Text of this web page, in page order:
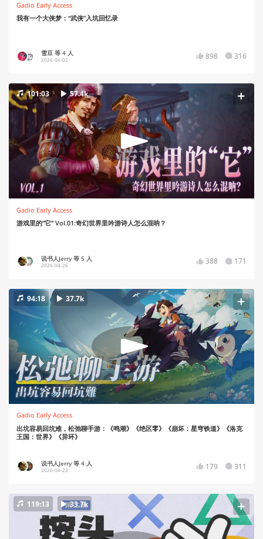
Gadio Early Access
我有一个大侠梦：“武侠”入坑回忆录
雪豆 等 4 人
2026-06-02 898 316
101:03 57.4k
Gadio Early Access
游戏里的“它” Vol.01:奇幻世界里吟游诗人怎么混呐？
说书人Jerry 等 5 人
2026-04-26 388 171
94:18 37.7k
Gadio Early Access
出坑容易回坑难，松弛聊手游：《鸣潮》《绝区零》《崩坏：星穹铁道》《洛克
王国：世界》《异环》
说书人Jerry 等 4 人
2026-04-23 179 311
119:13 33.7k